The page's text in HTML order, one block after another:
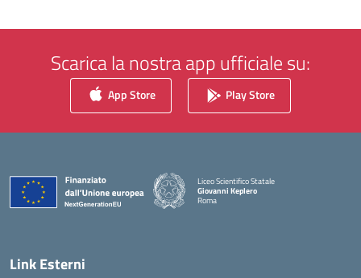
Scarica la nostra app ufficiale su:
App Store Play Store
Liceo Scientifico Statale
Giovanni Keplero
Roma
Link Esterni